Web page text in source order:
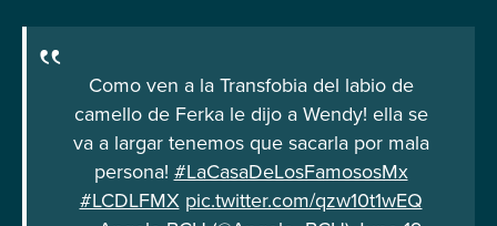
Como ven a la Transfobia del labio de
camello de Ferka le dijo a Wendy! ella se
va a largar tenemos que sacarla por mala
persona! #LaCasaDeLosFamososMx
#LCDLFMX pic.twitter.com/qzw10t1wEQ